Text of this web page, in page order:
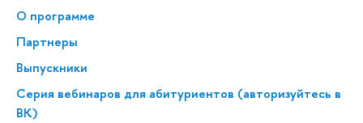
О программе
Партнеры
Выпускники
Серия вебинаров для абитуриентов (авторизуйтесь в
ВК)